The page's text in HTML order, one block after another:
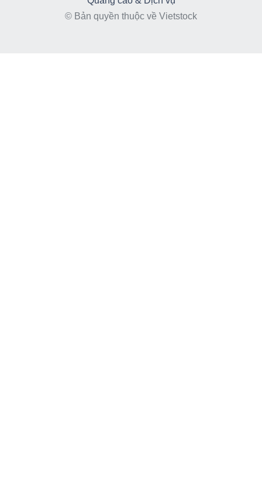
© Bản quyền thuộc về Vietstock